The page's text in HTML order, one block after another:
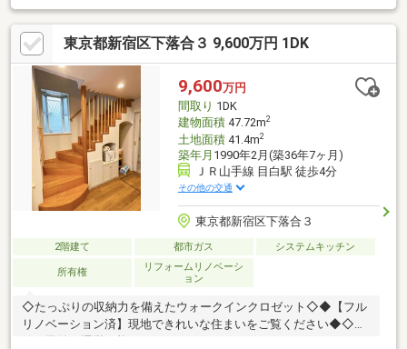
良好---こちらの物件でアドキャストが出来る事---◆提携銀行のご
利用が可能（金利0.595％～）◆物件調査報告書の作成が可能です
◆ライフプランシミュレーション(※LP)の実施が可能です (※LPと
は、住宅購入後の資金シミュレーションで
す)◆◆◆◆◆◆◆◆◆◆◆◆◆◆◆◆◆◆◆◆◆◆◆◆◆
東京都新宿区下落合３ 9,600万円 1DK
9,600万円
間取り 1DK
建物面積47.72m2
土地面積41.4m2
築年月 1990年2月(築36年7ヶ月)
ＪＲ山手線 目白駅 徒歩4分
その他の交通
東京都新宿区下落合３
2階建て 都市ガス システムキッチン
所有権
リフォームリノベーシ
ョン
◇たっぷりの収納力を備えたウォークインクロゼット◇◆【フル
リノベーション済】現地できれいな住まいをご覧ください◆◇旅